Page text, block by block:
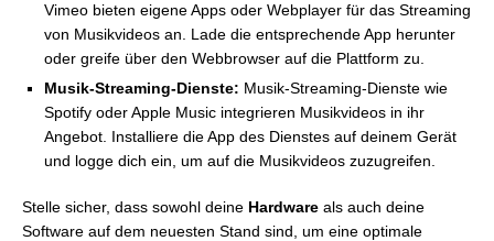
Vimeo bieten eigene Apps oder Webplayer für das Streaming
von Musikvideos an. Lade die entsprechende App herunter
oder greife über den Webbrowser auf die Plattform zu.
Musik-Streaming-Dienste: Musik-Streaming-Dienste wie
Spotify oder Apple Music integrieren Musikvideos in ihr
Angebot. Installiere die App des Dienstes auf deinem Gerät
und logge dich ein, um auf die Musikvideos zuzugreifen.
Stelle sicher, dass sowohl deine Hardware als auch deine
Software auf dem neuesten Stand sind, um eine optimale